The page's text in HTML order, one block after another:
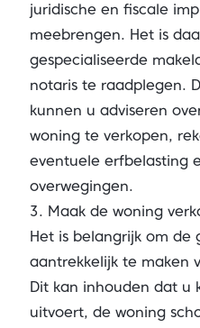
juridische en fiscale
meebrengen. Het is
gespecialiseerde
notaris te raadplegen.
kunnen u adviseren
woning te verkopen,
eventuele erfbelasting
overwegingen.
3. Maak de woning
Het is belangrijk om de
aantrekkelijk te maken
Dit kan inhouden dat u
uitvoert, de woning